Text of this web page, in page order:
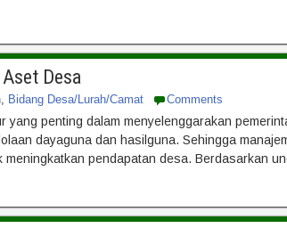
Desa
, Bidang Desa/Lurah/Camat Comments
penting dalam menyelenggarakan
dayaguna dan hasilguna. Sehingga
pendapatan desa. Berdasarkan